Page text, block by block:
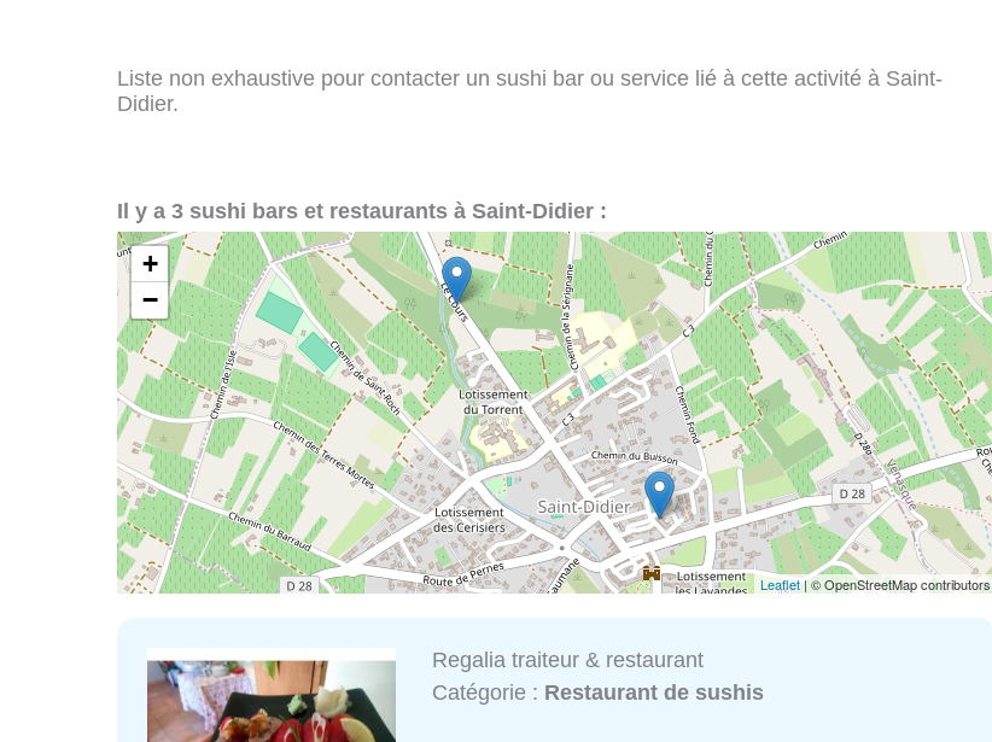
Liste non exhaustive pour contacter un sushi bar ou service lié à cette activité à Saint-
Didier.
Il y a 3 sushi bars et restaurants à Saint-Didier :
+
−
Leaflet| © OpenStreetMap contributors
Regalia traiteur & restaurant
Catégorie : Restaurant de sushis